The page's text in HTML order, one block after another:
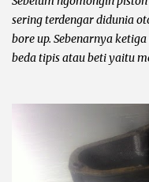
sering terdengar didunia
bore up. Sebenarnya
beda tipis atau beti yaitu
diameter silinder dengan
dengan ukuran yang lebih
pabrikan sepeda motor
dari piston standar yaitu